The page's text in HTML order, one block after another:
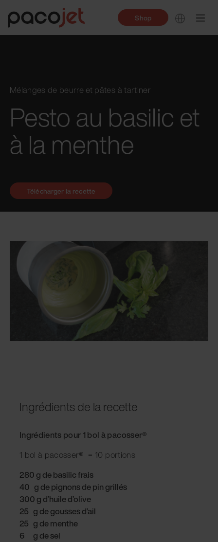
Shop
Mélanges de beurre et pâtes à tartiner
Pesto au basilic et
à la menthe
Ingrédients de la recette
Ingrédients pour 1 bol à pacosser®
1 bol à pacosser® = 10 portions
280 g de basilic frais
40 g de pignons de pin grillés
300 g d’huile d’olive
25 g de gousses d’ail
25 g de menthe
6 g de sel
Télécharger la recette